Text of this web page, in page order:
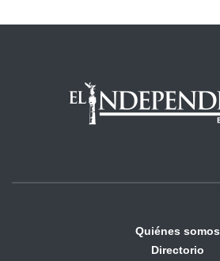
Quiénes somos
Directorio